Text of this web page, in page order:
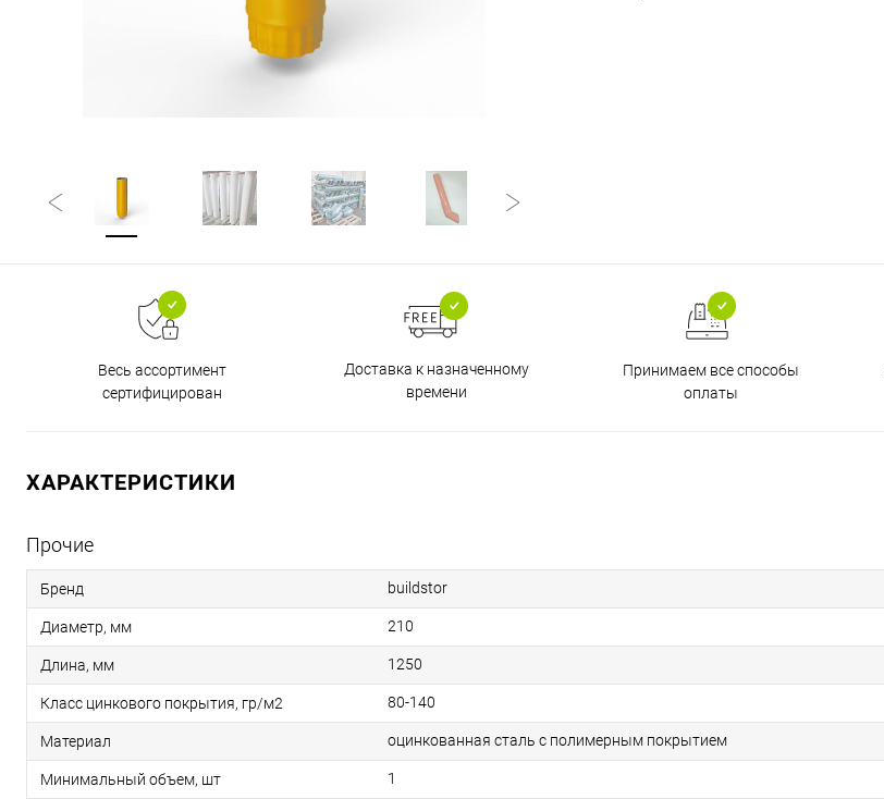
Весь ассортимент
сертифицирован
Доставка к назначенному
времени
Принимаем все способы
оплаты
ХАРАКТЕРИСТИКИ
Прочие
Бренд buildstor
Диаметр, мм 210
Длина, мм 1250
Класс цинкового покрытия, гр/м2 80-140
Материал оцинкованная сталь с полимерным покрытием
Минимальный объем, шт 1